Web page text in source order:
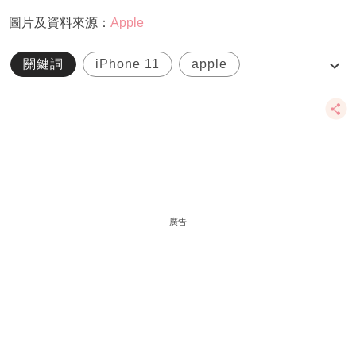
圖片及資料來源： Apple
關鍵詞 iPhone 11 apple
廣告